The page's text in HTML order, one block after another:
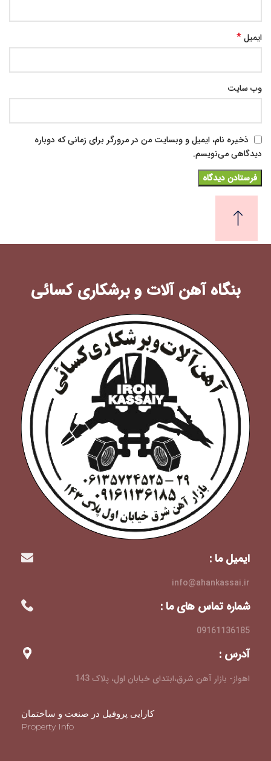
ایمیل*
وب‌ سایت
ذخیره نام، ایمیل و وبسایت من در مرورگر برای زمانی که دوباره
دیدگاهی می‌نویسم.
بنگاه آهن آلات و برشکاری کسائی
ایمیل ما :
info@ahankassai.ir
شماره تماس های ما :
09161136185
آدرس :
اهواز- بازار آهن شرق،ابتدای خیابان اول، پلاک 143
کارایی پروفیل در صنعت و ساختمان
Property Info